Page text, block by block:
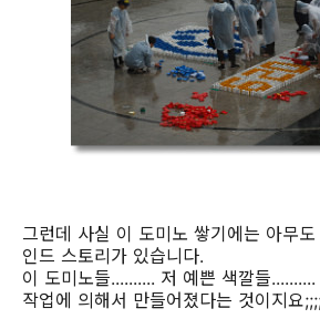
그런데 사실 이 도미노 쌓기에는 아무
인드 스토리가 있습니다.
이 도미노들.......... 저 예쁜 색깔들
작업에 의해서 만들어졌다는 것이지요